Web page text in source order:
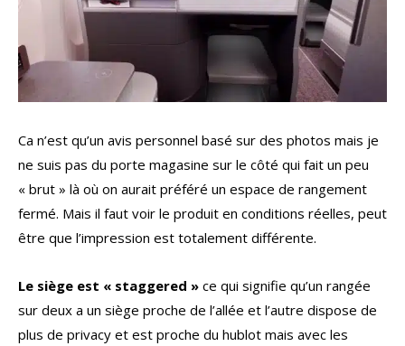
Ca n’est qu’un avis personnel basé sur des photos mais je
ne suis pas du porte magasine sur le côté qui fait un peu
« brut » là où on aurait préféré un espace de rangement
fermé. Mais il faut voir le produit en conditions réelles, peut
être que l’impression est totalement différente.
Le siège est « staggered » ce qui signifie qu’un rangée
sur deux a un siège proche de l’allée et l’autre dispose de
plus de privacy et est proche du hublot mais avec les